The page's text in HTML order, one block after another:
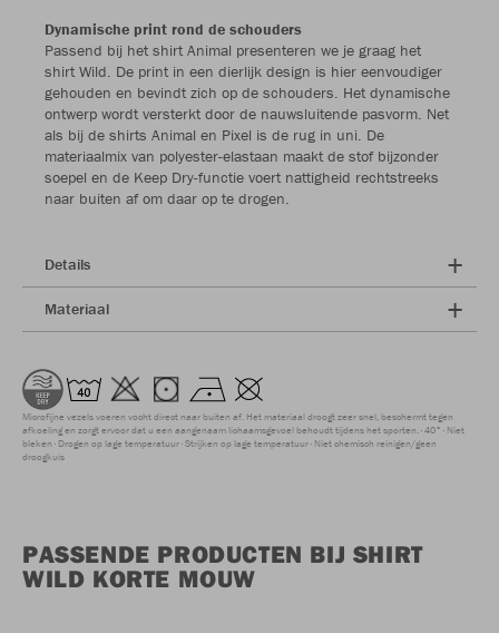
Dynamische print rond de schouders
Passend bij het shirt Animal presenteren we je graag het
shirt Wild. De print in een dierlijk design is hier eenvoudiger
gehouden en bevindt zich op de schouders. Het dynamische
ontwerp wordt versterkt door de nauwsluitende pasvorm. Net
als bij de shirts Animal en Pixel is de rug in uni. De
materiaalmix van polyester-elastaan maakt de stof bijzonder
soepel en de Keep Dry-functie voert nattigheid rechtstreeks
naar buiten af om daar op te drogen.
Details
Materiaal
Microfijne vezels voeren vocht direct naar buiten af. Het materiaal droogt zeer snel, beschermt tegen
afkoeling en zorgt ervoor dat u een aangenaam lichaamsgevoel behoudt tijdens het sporten. 40° Niet
bleken Drogen op lage temperatuur Strijken op lage temperatuur Niet chemisch reinigen/geen
droogkuis
PASSENDE PRODUCTEN BIJ SHIRT
WILD KORTE MOUW